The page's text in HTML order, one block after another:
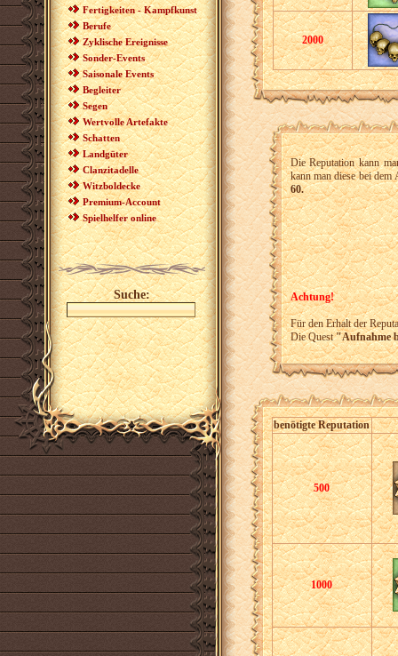
Fertigkeiten - Kampfkunst
Berufe
Zyklische Ereignisse
Sonder-Events
Saisonale Events
Begleiter
Segen
Wertvolle Artefakte
Schatten
Landgüter
Clanzitadelle
Witzboldecke
Premium-Account
Spielhelfer online
Suche:
2000
Die Reputation kann
kann man diese bei
60.
Achtung!
Für den Erhalt der
Die Quest"Aufnahme
benötigte Reputation
500
1000